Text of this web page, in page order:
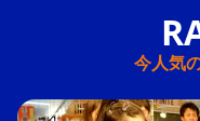
今人気